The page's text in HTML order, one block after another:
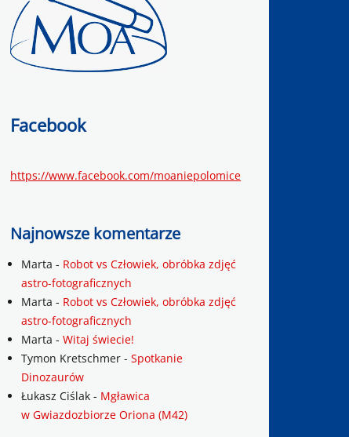
Facebook
https://www.facebook.com/moaniepolomice
Najnowsze komentarze
Marta - Robot vs Człowiek, obróbka zdjęć
astro-fotograficznych
Marta - Robot vs Człowiek, obróbka zdjęć
astro-fotograficznych
Marta - Witaj świecie!
Tymon Kretschmer - Spotkanie
Dinozaurów
Łukasz Ciślak - Mgławica
w Gwiazdozbiorze Oriona (M42)